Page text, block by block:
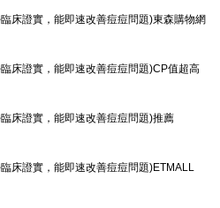
床證實，能即速改善痘痘問題)東森購物網
床證實，能即速改善痘痘問題)CP值超高
床證實，能即速改善痘痘問題)推薦
床證實，能即速改善痘痘問題)ETMALL